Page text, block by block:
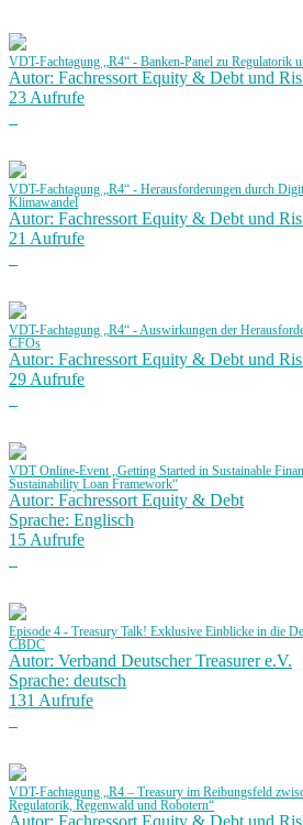
VDT-Fachtagung „R4“ - Banken-Panel zu Regulatorik
Autor: Fachressort Equity & Debt und
23 Aufrufe
VDT-Fachtagung „R4“ - Herausforderungen durch
Klimawandel
Autor: Fachressort Equity & Debt und
21 Aufrufe
VDT-Fachtagung „R4“ - Auswirkungen der
CFOs
Autor: Fachressort Equity & Debt und
29 Aufrufe
VDT Online-Event „Getting Started in Sustainable
Sustainability Loan Framework“
Autor: Fachressort Equity & Debt
Sprache: Englisch
15 Aufrufe
Episode 4 - Treasury Talk! Exklusive Einblicke in die
CBDC
Autor: Verband Deutscher Treasurer e.V.
Sprache: deutsch
131 Aufrufe
VDT-Fachtagung „R4 – Treasury im Reibungsfeld
Regulatorik, Regenwald und Robotern“